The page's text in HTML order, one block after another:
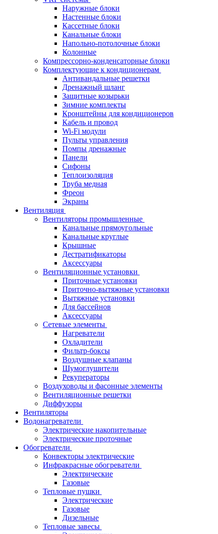
Наружные блоки
Настенные блоки
Кассетные блоки
Канальные блоки
Напольно-потолочные блоки
Колонные
Компрессорно-конденсаторные блоки
Комплектующие к кондиционерам
Антивандальные решетки
Дренажный шланг
Защитные козырьки
Зимние комплекты
Кронштейны для кондиционеров
Кабель и провод
Wi-Fi модули
Пульты управления
Помпы дренажные
Панели
Сифоны
Теплоизоляция
Труба медная
Фреон
Экраны
Вентиляция
Вентиляторы промышленные
Канальные прямоугольные
Канальные круглые
Крышные
Дестратификаторы
Аксессуары
Вентиляционные установки
Приточные установки
Приточно-вытяжные установки
Вытяжные установки
Для бассейнов
Аксессуары
Сетевые элементы
Нагреватели
Охладители
Фильтр-боксы
Воздушные клапаны
Шумоглушители
Рекуператоры
Воздуховоды и фасонные элементы
Вентиляционные решетки
Диффузоры
Вентиляторы
Водонагреватели
Электрические накопительные
Электрические проточные
Обогреватели
Конвекторы электрические
Инфракрасные обогреватели
Электрические
Газовые
Тепловые пушки
Электрические
Газовые
Дизельные
Тепловые завесы